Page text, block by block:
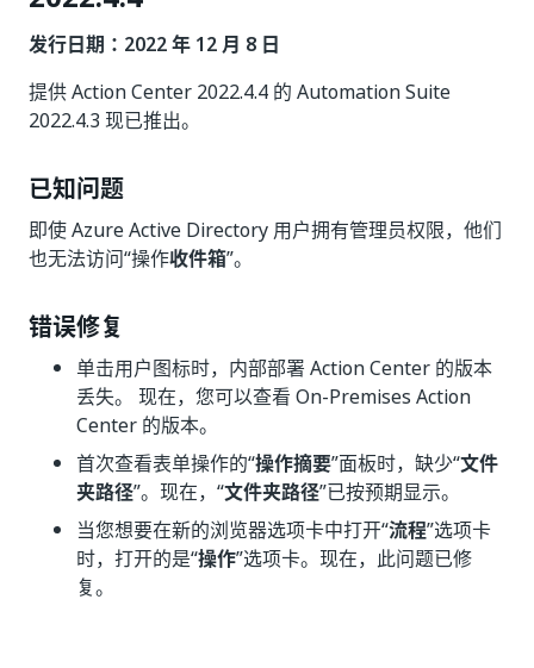
发行日期：2022 年 12 月 8 日
提供 Action Center 2022.4.4 的 Automation Suite
2022.4.3 现已推出。
已知问题
即使 Azure Active Directory 用户拥有管理员权限，他们
也无法访问“操作收件箱”。
错误修复
单击用户图标时，内部部署 Action Center 的版本
丢失。 现在，您可以查看 On-Premises Action
Center 的版本。
首次查看表单操作的“操作摘要”面板时，缺少“文件
夹路径”。现在，“文件夹路径”已按预期显示。
当您想要在新的浏览器选项卡中打开“流程”选项卡
时，打开的是“操作”选项卡。现在，此问题已修
复。